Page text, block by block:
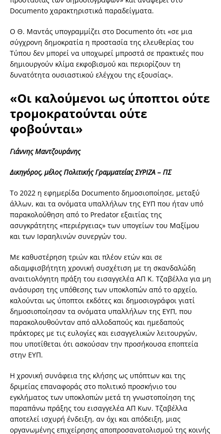
Documento χαρακτηριστικά παραδείγματα.
Ο Θ. Μαντάς υπογραμμίζει στο Documento ότι «σε μια
σύγχρονη δημοκρατία η προστασία της ελευθερίας του
Τύπου δεν μπορεί να υποχωρεί μπροστά σε πρακτικές που
δημιουργούν κλίμα εκφοβισμού και περιορίζουν τη
δυνατότητα ουσιαστικού ελέγχου της εξουσίας».
«Οι καλούμενοι ως ύποπτοι ούτε
τρομοκρατούνται ούτε
φοβούνται»
Γιάννης Μαντζουράνης
Δικηγόρος, μέλος Πολιτικής Γραμματείας ΣΥΡΙΖΑ – ΠΣ
Το 2022 η εφημερίδα Documento δημοσιοποίησε, μεταξύ
άλλων, και τα ονόματα υπαλλήλων της ΕΥΠ που ήταν υπό
παρακολούθηση από το Predator εξαιτίας της
ασυγκράτητης «περιέργειας» των υπογείων του Μαξίμου
και των Ισραηλινών συνεργών του.
Με καθυστέρηση τριών και πλέον ετών και σε
αδιαμφισβήτητη χρονική συσχέτιση με τη σκανδαλώδη
αναιτιολόγητη πράξη του εισαγγελέα ΑΠ Κ. Τζαβέλλα για μη
ανάσυρση της υπόθεσης των υποκλοπών από το αρχείο,
καλούνται ως ύποπτοι εκδότες και δημοσιογράφοι γιατί
δημοσιοποίησαν τα ονόματα υπαλλήλων της ΕΥΠ, που
παρακολουθούνταν από αλλοδαπούς και ημεδαπούς
πράκτορες με τις ευλογίες και εισαγγελικών λειτουργών,
που υποτίθεται ότι ασκούσαν την προσήκουσα εποπτεία
στην ΕΥΠ.
Η χρονική συνάφεια της κλήσης ως υπόπτων και της
δριμείας επαναφοράς στο πολιτικό προσκήνιο του
εγκλήματος των υποκλοπών μετά τη γνωστοποίηση της
παραπάνω πράξης του εισαγγελέα ΑΠ Κων. Τζαβέλλα
αποτελεί ισχυρή ένδειξη, αν όχι και απόδειξη, μιας
οργανωμένης επιχείρησης αποπροσανατολισμού της κοινής